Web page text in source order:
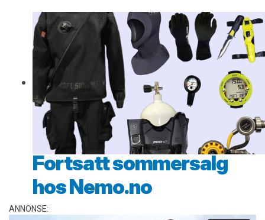
Fortsatt sommersalg
hos Nemo.no
ANNONSE: